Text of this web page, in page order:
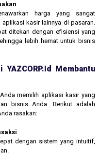
harga yang sangat
kasir lainnya di pasaran.
ditekan dengan efisiensi yang
lebih hemat untuk bisnis
Membantu
memilih aplikasi kasir yang
bisnis Anda. Berikut adalah
rasakan:
dengan sistem yang intuitif,